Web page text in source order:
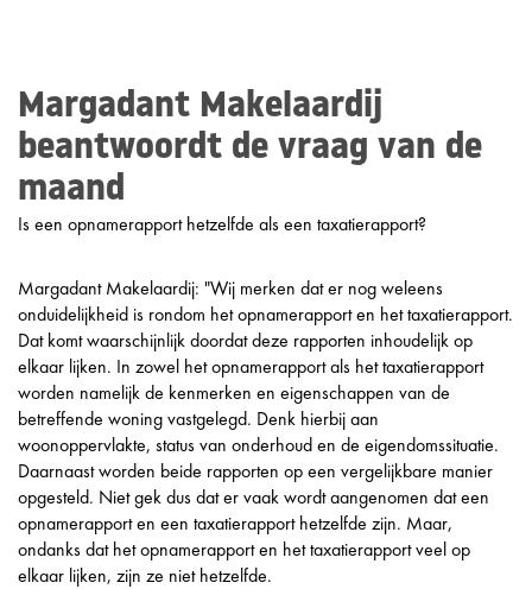
Margadant Makelaardij
beantwoordt de vraag van de
maand
Is een opnamerapport hetzelfde als een taxatierapport?
Margadant Makelaardij: "Wij merken dat er nog weleens
onduidelijkheid is rondom het opnamerapport en het taxatierapport.
Dat komt waarschijnlijk doordat deze rapporten inhoudelijk op
elkaar lijken. In zowel het opnamerapport als het taxatierapport
worden namelijk de kenmerken en eigenschappen van de
betreffende woning vastgelegd. Denk hierbij aan
woonoppervlakte, status van onderhoud en de eigendomssituatie.
Daarnaast worden beide rapporten op een vergelijkbare manier
opgesteld. Niet gek dus dat er vaak wordt aangenomen dat een
opnamerapport en een taxatierapport hetzelfde zijn. Maar,
ondanks dat het opnamerapport en het taxatierapport veel op
elkaar lijken, zijn ze niet hetzelfde.